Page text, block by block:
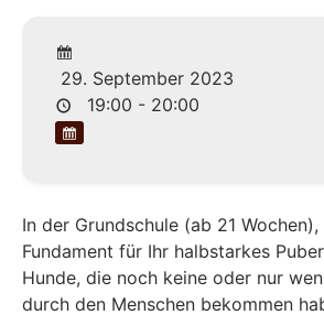
29. September 2023
19:00 - 20:00
In der Grundschule (ab 21
Fundament für Ihr halbstarkes
Hunde, die noch keine oder nur
durch den Menschen bekommen